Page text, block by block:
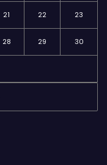
21 22 23
28 29 30